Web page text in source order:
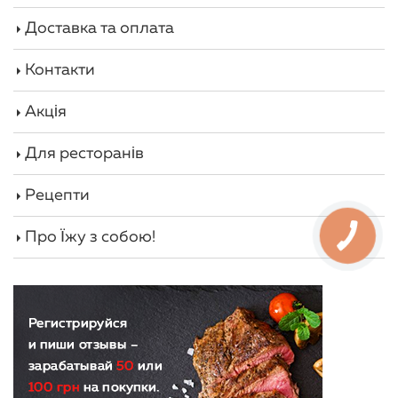
поставляючи людському організму цілий
мікроелементи, значний список вітамінів і
Тому індичатина фігурує в багатьох дієтах,
позбавлення від зайвої ваги.
умовах птиці здатне зміцнити імунітет. Саме
такий продукт ми використовуємо для страв
Свіжість екологічно чистих фруктів, овочів,
молочних і інших інгредієнтів прямо з
фермерських господарств дозволяють
Доставка та оплата
Контакти
Акція
Для ресторанів
Рецепти
Про Їжу з собою!